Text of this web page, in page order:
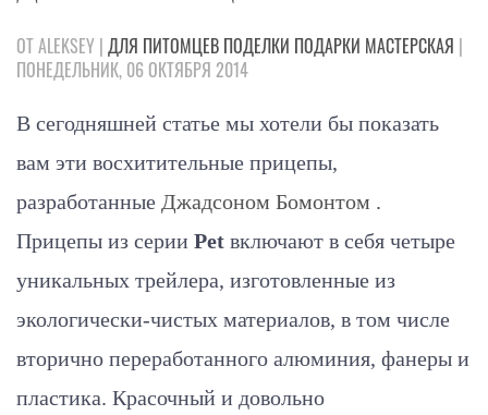
ОТ ALEKSEY | ДЛЯ ПИТОМЦЕВ ПОДЕЛКИ ПОДАРКИ МАСТЕРСКАЯ |
ПОНЕДЕЛЬНИК, 06 ОКТЯБРЯ 2014
В сегодняшней статье мы хотели бы показать
вам эти восхитительные прицепы,
разработанные Джадсоном Бомонтом .
Прицепы из серии Pet включают в себя четыре
уникальных трейлера, изготовленные из
экологически-чистых материалов, в том числе
вторично переработанного алюминия, фанеры и
пластика. Красочный и довольно